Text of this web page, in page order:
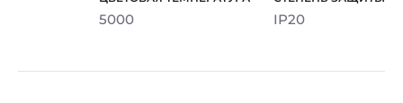
5000 IP20